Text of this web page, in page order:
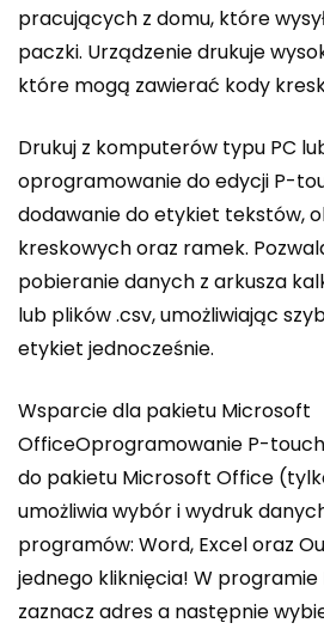
pracujących z domu, które
paczki. Urządzenie drukuje
które mogą zawierać kody
Drukuj z komputerów typu PC
oprogramowanie do edycji P-
dodawanie do etykiet tekstów,
kreskowych oraz ramek.
pobieranie danych z arkusza
lub plików .csv, umożliwiając
etykiet jednocześnie.
Wsparcie dla pakietu Microsoft
OfficeOprogramowanie P-
do pakietu Microsoft Office
umożliwia wybór i wydruk
programów: Word, Excel oraz
jednego kliknięcia! W
zaznacz adres a następnie